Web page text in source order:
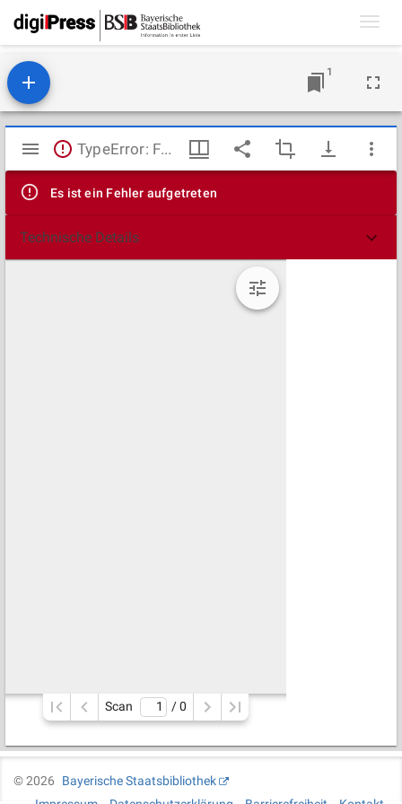
1
Mirador
Viewer
TypeError: Failed to fetch
Es ist ein Fehler aufgetreten
Technische Details
Scan / 0
©2026
Bayerische Staatsbibliothek